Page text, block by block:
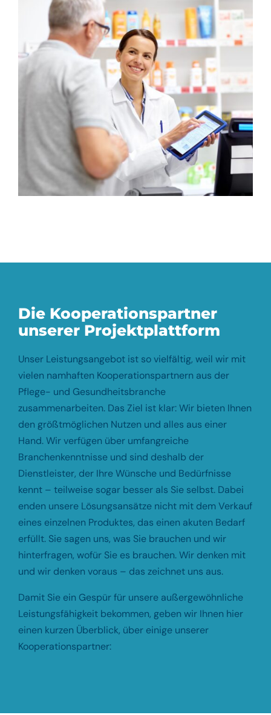
Die Kooperationspartner
unserer Projektplattform
Unser Leistungsangebot ist so vielfältig, weil wir mit
vielen namhaften Kooperationspartnern aus der
Pflege- und Gesundheitsbranche
zusammenarbeiten. Das Ziel ist klar: Wir bieten Ihnen
den größtmöglichen Nutzen und alles aus einer
Hand. Wir verfügen über umfangreiche
Branchenkenntnisse und sind deshalb der
Dienstleister, der Ihre Wünsche und Bedürfnisse
kennt – teilweise sogar besser als Sie selbst. Dabei
enden unsere Lösungsansätze nicht mit dem Verkauf
eines einzelnen Produktes, das einen akuten Bedarf
erfüllt. Sie sagen uns, was Sie brauchen und wir
hinterfragen, wofür Sie es brauchen. Wir denken mit
und wir denken voraus – das zeichnet uns aus.
Damit Sie ein Gespür für unsere außergewöhnliche
Leistungsfähigkeit bekommen, geben wir Ihnen hier
einen kurzen Überblick, über einige unserer
Kooperationspartner: